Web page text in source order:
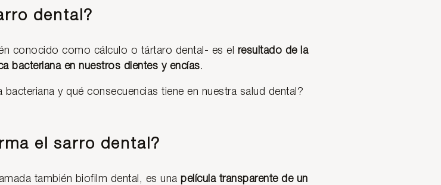
dental?
conocido como cálculo o tártaro dental- es el resultado de la
bacterianaen nuestros dientes y encías.
bacteriana y qué consecuencias tiene en nuestra salud dental?
el sarro dental?
también biofilm dental, es una película transparente de un